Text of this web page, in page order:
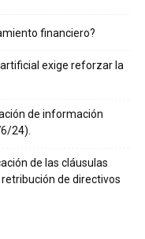
financiero?
exige reforzar la
de información
24).
de las cláusulas
de directivos